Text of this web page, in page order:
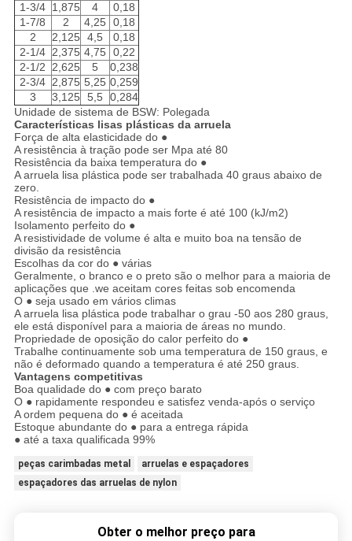
1-3/4 1,875 4
0,18
1-7/8
2 4,25
0,18
2
2,125 4,5
0,18
2-1/4 2,375 4,75
0,22
2-1/2 2,625 5
0,238
2-3/4 2,875 5,25 0,259
3
3,125 5,5
0,284
Unidade de sistema de BSW: Polegada
Características lisas plásticas da arruela
Força de alta elasticidade do ●
A resistência à tração pode ser Mpa até 80
Resistência da baixa temperatura do ●
A arruela lisa plástica pode ser trabalhada 40 graus abaixo de
zero.
Resistência de impacto do ●
A resistência de impacto a mais forte é até 100 (kJ/m2)
Isolamento perfeito do ●
A resistividade de volume é alta e muito boa na tensão de
divisão da resistência
Escolhas da cor do ● várias
Geralmente, o branco e o preto são o melhor para a maioria de
aplicações que .we aceitam cores feitas sob encomenda
O ● seja usado em vários climas
A arruela lisa plástica pode trabalhar o grau -50 aos 280 graus,
ele está disponível para a maioria de áreas no mundo.
Propriedade de oposição do calor perfeito do ●
Trabalhe continuamente sob uma temperatura de 150 graus, e
não é deformado quando a temperatura é até 250 graus.
Vantagens competitivas
Boa qualidade do ● com preço barato
O ● rapidamente respondeu e satisfez venda-após o serviço
A ordem pequena do ● é aceitada
Estoque abundante do ● para a entrega rápida
● até a taxa qualificada 99%
peças carimbadas metal
arruelas e espaçadores
espaçadores das arruelas de nylon
Obter o melhor preço para